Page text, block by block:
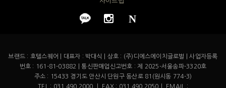
N
브랜드 : 호텔스퀘어 | 대표자 : 박대식 | 상호 : (주)디에스에이치글로벌 | 사업자등록
번호 : 161-81-03882 | 통신판매업신고번호 : 제 2025-서울송파-3320호
주소 : 15433 경기도 안산시 단원구 동산로 81(원시동 774-3)
TEL : 031 490 2000 ㅣ FAX : 031 490 2050ㅣ EMAIL :